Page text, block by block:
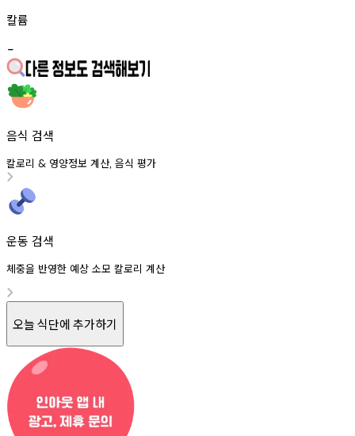
칼륨
-
음식 검색
칼로리 & 영양정보 계산, 음식 평가
운동 검색
체중을 반영한 예상 소모 칼로리 계산
오늘 식단에 추가하기